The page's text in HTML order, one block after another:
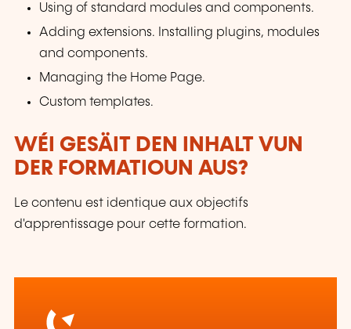
Using of standard modules and components.
Adding extensions. Installing plugins, modules
and components.
Managing the Home Page.
Custom templates.
WÉI GESÄIT DEN INHALT VUN
DER FORMATIOUN AUS?
Le contenu est identique aux objectifs
d'apprentissage pour cette formation.